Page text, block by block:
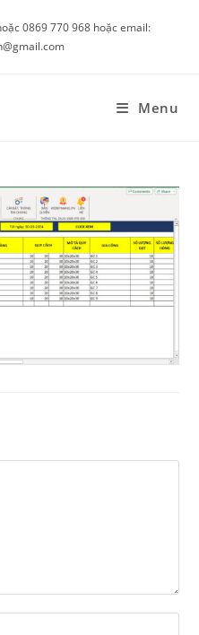
0869 770 968 hoặc email:
Menu